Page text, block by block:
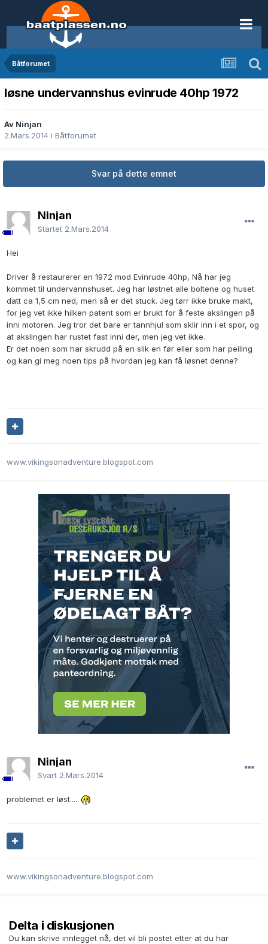
Båtforumet
løsne undervannshus evinrude 40hp 1972
Av Ninjan
2.Mars.2014 i Båtforumet
Svar på dette emnet
Ninjan
Startet 2.Mars.2014
Hei
Driver å restaurerer en 1972 mod Evinrude 40hp, Nå har jeg
kommet til undervannshuset. Jeg har løstnet alle boltene og huset
datt ca 1,5 cm ned, men så er det stuck. Jeg tørr ikke bruke makt,
for jeg vet ikke hilken patent som er brukt for å feste akslingen på
inni motoren. Jeg tror det bare er tannhjul som sklir inn i et spor, og
at akslingen har rustet fast inni der, men jeg vet ikke.
Er det noen som har skrudd på en slik en før eller som har peiling
og kan gi meg noen tips på hvordan jeg kan få løsnet denne?
www.vikingsonadventure.blogspot.com
Ninjan
Svart 2.Mars.2014
problemet er løst.....
www.vikingsonadventure.blogspot.com
Delta i diskusjonen
Du kan skrive innlegget nå, det vil bli postet etter at du har